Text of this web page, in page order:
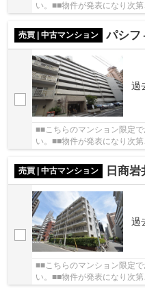
い。■■物件が発表になり次第
売買 | 中古マンション パシフ
過
■■こちらのマンション限定
い。■■物件が発表になり次第
売買 | 中古マンション 日商
過
■■こちらのマンション限定
い。■■物件が発表になり次第